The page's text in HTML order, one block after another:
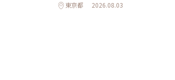
東京都 2026.08.03